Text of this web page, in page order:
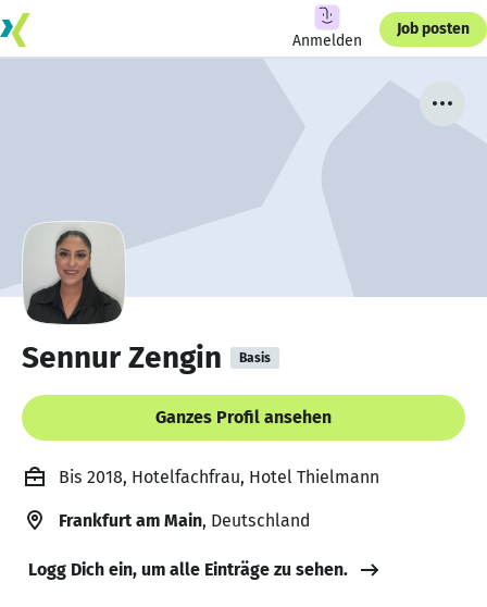
Anmelden
Job posten
Sennur Zengin Basis
Ganzes Profil ansehen
Bis 2018, Hotelfachfrau, Hotel Thielmann
Frankfurt am Main, Deutschland
Logg Dich ein, um alle Einträge zu sehen.